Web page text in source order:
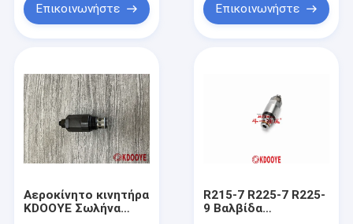
Προϊόντα
Σχετικά με εμάς
Γύρος εργοστασίων
Επικοινωνήστε Επικοινωνήστε
Αεροκίνητο κινητήρα
KDOOYE Σωλήνα
R215-7 R225-7 R225-
9 Βαλβίδα